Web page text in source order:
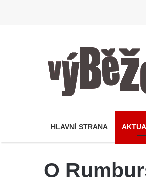
HLAVNÍ STRANA
O